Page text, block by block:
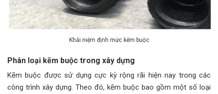
Khái niệm định mức kẽm buộc
Phân loại kẽm buộc trong xây dựng
Kẽm buộc được sử dụng cực kỳ rộng rãi hiện nay trong các
công trình xây dựng. Theo đó, kẽm buộc bao gồm một số loại